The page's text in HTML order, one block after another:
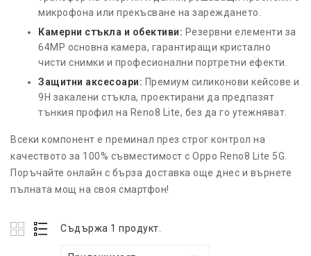
микрофона или прекъсване на зареждането.
Камерни стъкла и обективи: Резервни елементи за
64MP основна камера, гарантиращи кристално
чисти снимки и професионални портретни ефекти.
Защитни аксесоари: Премиум силиконови кейсове и
9H закалени стъкла, проектирани да предпазят
тънкия профил на Reno8 Lite, без да го утежняват.
Всеки компонент е преминал през строг контрол на
качеството за 100% съвместимост с Oppo Reno8 Lite 5G.
Поръчайте онлайн с бърза доставка още днес и върнете
пълната мощ на своя смартфон!
Съдържа 1 продукт.